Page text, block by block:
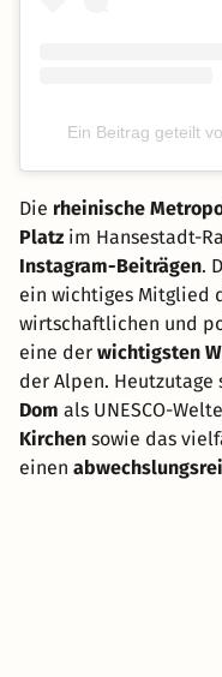
Ein Beitrag geteilt
Die rheinische
Platz im Hansestadt-
Instagram-Beiträgen.
ein wichtiges Mitglied
wirtschaftlichen und
eine der wichtigsten
der Alpen.
Dom als UNESCO-
Kirchen sowie das
einen